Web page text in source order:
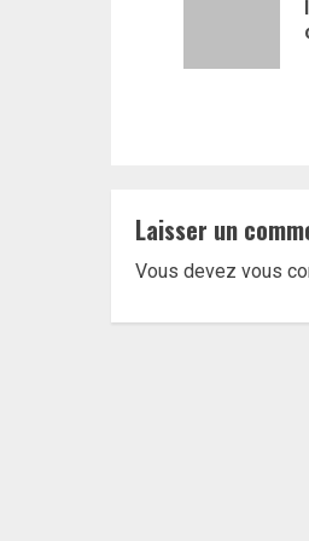
Laisser un
Vous devez vous